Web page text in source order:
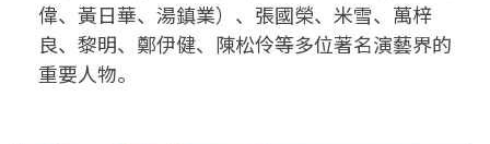
偉、黃日華、湯鎮業）、張國榮、米雪、萬梓
良、黎明、鄭伊健、陳松伶等多位著名演藝界的
重要人物。